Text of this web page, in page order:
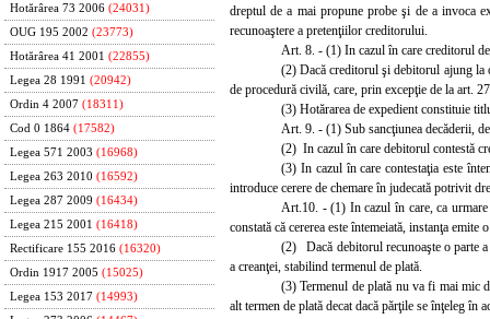
Hotărârea 73 2006 (24031)
OUG 195 2002 (23773)
Hotărârea 41 2001 (22855)
Legea 28 1991 (20942)
Ordin 4 2007 (18311)
Cod 0 1864 (17582)
Legea 571 2003 (16968)
Legea 263 2010 (16592)
Legea 287 2009 (16434)
Legea 215 2001 (16418)
Rectificare 155 2016 (16320)
Ordin 1917 2005 (15025)
Legea 153 2017 (14993)
dreptul de a mai propune probe şi de a invoca
recunoaştere a pretenţiilor creditorului.
Art. 8. - (1) In cazul în care creditorul
(2) Dacă creditorul şi debitorul ajung la
de procedură civilă, care, prin excepţie de la art.
(3) Hotărarea de expedient constituie
Art. 9. - (1) Sub sancţiunea decăderii,
(2) In cazul în care debitorul contestă
(3) In cazul în care contestaţia este
introduce cerere de chemare în judecată potrivit
Art.10. - (1) In cazul în care, ca
constată că cererea este întemeiată, instanţa
(2) Dacă debitorul recunoaşte o parte a
a creanţei, stabilind termenul de plată.
(3) Termenul de plată nu va fi mai mic
alt termen de plată decat dacă părţile se înţeleg în